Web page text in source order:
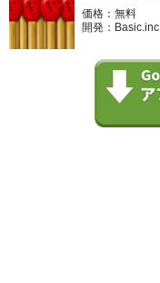
価格：無料
開発：Basic.inc